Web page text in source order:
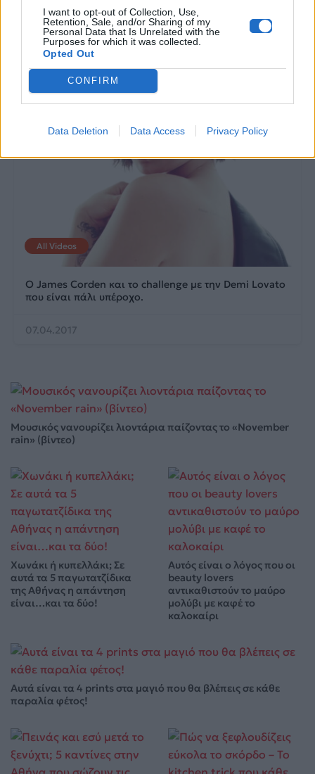
I want to opt-out of Collection, Use,
Retention, Sale, and/or Sharing of my
Personal Data that Is Unrelated with the
Purposes for which it was collected.
Opted Out
CONFIRM
Data Deletion Data Access Privacy Policy
25.05.2017 27.04.2017
All Videos
Ο James Corden και το challenge με την Demi Lovato
που είναι πάλι υπέροχο.
07.04.2017
Μουσικός νανουρίζει λιοντάρια παίζοντας το «November
rain» (βίντεο)
Χωνάκι ή κυπελλάκι; Σε
αυτά τα 5 παγωτατζίδικα
της Αθήνας η απάντηση
είναι…και τα δύο!
Αυτός είναι ο λόγος που οι
beauty lovers
αντικαθιστούν το μαύρο
μολύβι με καφέ το
καλοκαίρι
Αυτά είναι τα 4 prints στα μαγιό που θα βλέπεις σε κάθε
παραλία φέτος!